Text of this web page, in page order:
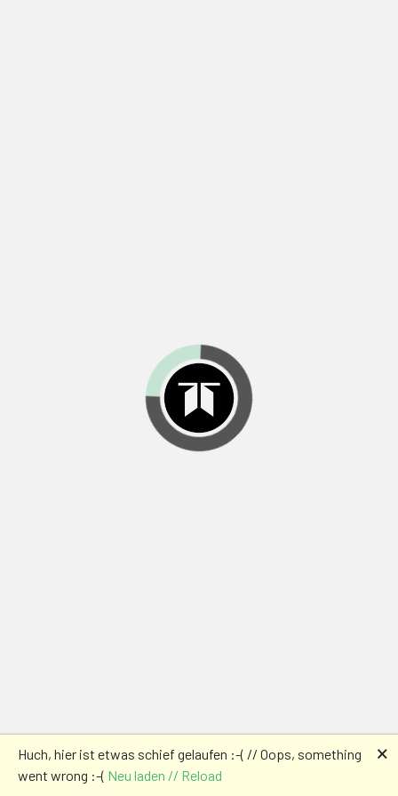
Huch, hier ist etwas schief gelaufen :-( // Oops, something
went wrong :-( Neu laden // Reload
🗙